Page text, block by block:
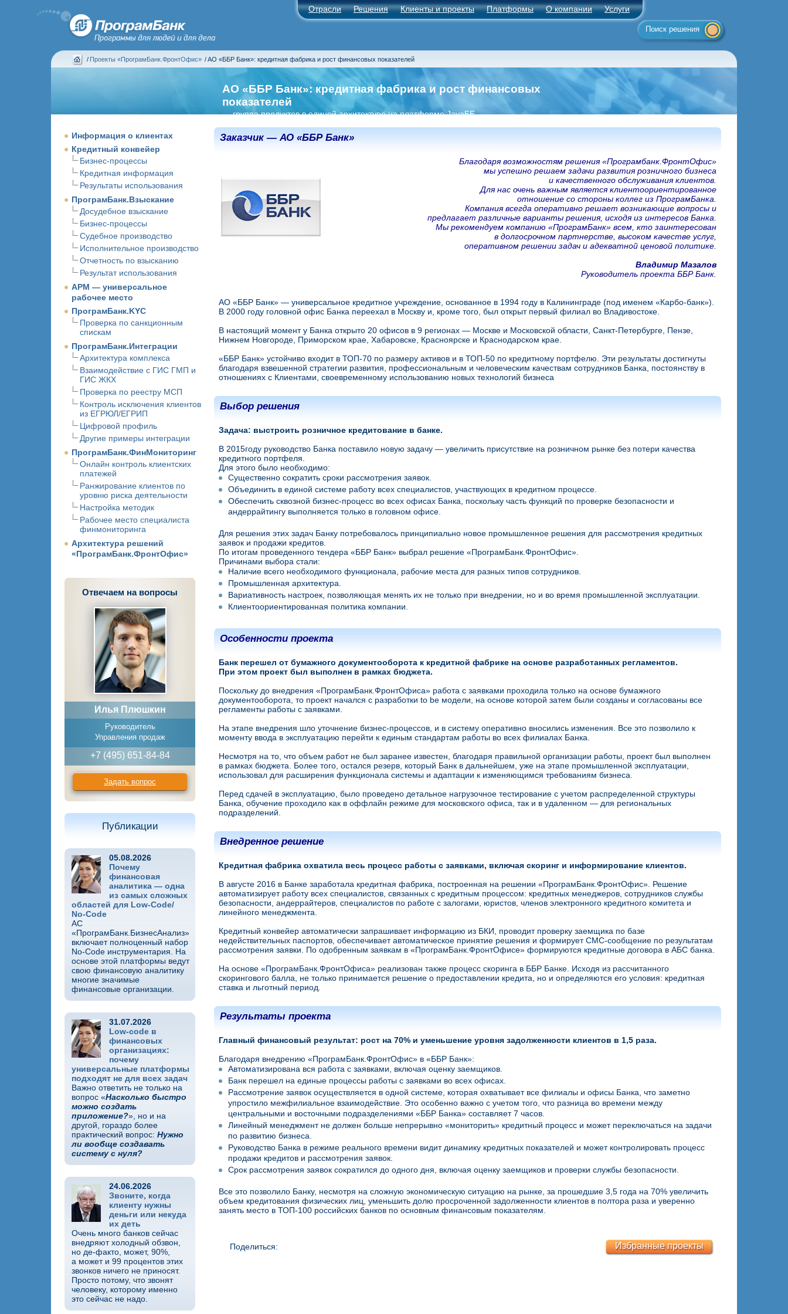
Поиск решения
Отрасли Решения Клиенты и проекты Платформы О компании Услуги
/ Проекты «ПрограмБанк.ФронтОфис» /АО «ББР Банк»: кредитная фабрика и рост финансовых показателей
АО «ББР Банк»: кредитная фабрика и рост финансовых
показателей
— группа продуктов в единой архитектуре на платформе JavaEE
Информация о клиентах
Кредитный конвейер
Бизнес-процессы
Кредитная информация
Результаты использования
ПрограмБанк.Взыскание
Досудебное взыскание
Бизнес-процессы
Судебное производство
Исполнительное производство
Отчетность по взысканию
Результат использования
АРМ — универсальное
рабочее место
ПрограмБанк.KYC
Проверка по санкционным
спискам
ПрограмБанк.Интеграции
Архитектура комплекса
Взаимодействие с ГИС ГМП и
ГИС ЖКХ
Проверка по реестру МСП
Контроль исключения клиентов
из ЕГРЮЛ/ЕГРИП
Цифровой профиль
Другие примеры интеграции
ПрограмБанк.ФинМониторинг
Онлайн контроль клиентских
платежей
Ранжирование клиентов по
уровню риска деятельности
Настройка методик
Рабочее место специалиста
финмониторинга
Архитектура решений
«ПрограмБанк.ФронтОфис»
Отвечаем на вопросы
Илья Плюшкин
Руководитель
Управления продаж
+7 (495) 651-84-84
Задать вопрос
Публикации
05.08.2026
Почему
финансовая
аналитика — одна
из самых сложных
областей для Low-Code/
No-Code
АС
«ПрограмБанк.БизнесАнализ»
включает полноценный набор
No-Code инструментария. На
основе этой платформы ведут
свою финансовую аналитику
многие значимые
финансовые организации.
31.07.2026
Low-code в
финансовых
организациях:
почему
универсальные платформы
подходят не для всех задач
Важно ответить не только на
вопрос «Насколько быстро
можно создать
приложение?», но и на
другой, гораздо более
практический вопрос:Нужно
ли вообще создавать
систему с нуля?
24.06.2026
Звоните, когда
клиенту нужны
деньги или некуда
их деть
Очень много банков сейчас
внедряют холодный обзвон,
но де-факто, может, 90%,
а может и 99 процентов этих
звонков ничего не приносят.
Просто потому, что звонят
человеку, которому именно
это сейчас не надо.
Заказчик —АО «ББР Банк»
Благодаря возможностям решения «Програмбанк.ФронтОфис»
мы успешно решаем задачи развития розничного бизнеса
и качественного обслуживания клиентов.
Для нас очень важным является клиентоориентированное
отношение состороны коллегиз ПрограмБанка.
Компания всегда оперативно решает возникающие вопросы и
предлагает различные варианты решения, исходяиз интересовБанка.
Мы рекомендуем компанию «ПрограмБанк» всем, кто заинтересован
в долгосрочном партнерстве, высоком качестве услуг,
оперативном решении задач и адекватной ценовой политике.
Владимир Мазалов
Руководитель проекта ББР Банк.
АО «ББР Банк» — универсальное кредитное учреждение, основанное в 1994 году в Калининграде (под именем «Карбо-банк»).
В 2000 году головной офис Банка переехал в Москву и, кроме того, был открыт первый филиал во Владивостоке.
В настоящий момент у Банка открыто 20 офисов в 9 регионах — Москве и Московской области, Санкт-Петербурге, Пензе,
Нижнем Новгороде, Приморском крае, Хабаровске, Красноярске и Краснодарском крае.
«ББР Банк» устойчиво входит в ТОП-70 по размеру активов и в ТОП-50 по кредитному портфелю. Эти результаты достигнуты
благодаря взвешенной стратегии развития, профессиональным и человеческим качествам сотрудников Банка, постоянству в
отношениях с Клиентами, своевременному использованию новых технологий бизнеса
Выбор решения
Задача: выстроить розничное кредитование в банке.
В 2015году руководство Банка поставило новую задачу — увеличить присутствие на розничном рынке без потери качества
кредитного портфеля.
Для этого было необходимо:
Существенно сократить сроки рассмотрения заявок.
Объединить в единой системе работу всех специалистов, участвующих в кредитном процессе.
Обеспечить сквозной бизнес-процесс во всех офисах Банка, поскольку часть функций по проверке безопасности и
андеррайтингу выполняется только в головном офисе.
Для решения этих задач Банку потребовалось принципиально новое промышленное решения для рассмотрения кредитных
заявок и продажи кредитов.
По итогам проведенного тендера «ББР Банк» выбрал решение «ПрограмБанк.ФронтОфис».
Причинами выбора стали:
Наличие всего необходимого функционала, рабочие места для разных типов сотрудников.
Промышленная архитектура.
Вариативность настроек, позволяющая менять их не только при внедрении, но и во время промышленной эксплуатации.
Клиентоориентированная политика компании.
Особенности проекта
Банк перешел от бумажного документооборота к кредитной фабрике на основе разработанных регламентов.
При этом проект был выполнен в рамках бюджета.
Поскольку до внедрения «ПрограмБанк.ФронтОфиса» работа с заявками проходила только на основе бумажного
документооборота, то проект начался с разработки to be модели, на основе которой затем были созданы и согласованы все
регламенты работы с заявками.
На этапе внедрения шло уточнение бизнес-процессов, и в систему оперативно вносились изменения. Все это позволило к
моменту ввода в эксплуатацию перейти к единым стандартам работы во всех филиалах Банка.
Несмотря на то, что объем работ не был заранее известен, благодаря правильной организации работы, проект был выполнен
в рамках бюджета. Более того, остался резерв, который Банк в дальнейшем, уже на этапе промышленной эксплуатации,
использовал для расширения функционала системы и адаптации к изменяющимся требованиям бизнеса.
Перед сдачей в эксплуатацию, было проведено детальное нагрузочное тестирование с учетом распределенной структуры
Банка, обучение проходило как в оффлайн режиме для московского офиса, так и в удаленном — для региональных
подразделений.
Внедренное решение
Кредитная фабрика охватила весь процесс работы с заявками, включая скоринг и информирование клиентов.
В августе 2016 в Банке заработала кредитная фабрика, построенная на решении «ПрограмБанк.ФронтОфис». Решение
автоматизирует работу всех специалистов, связанных с кредитным процессом: кредитных менеджеров, сотрудников службы
безопасности, андеррайтеров, специалистов по работе с залогами, юристов, членов электронного кредитного комитета и
линейного менеджмента.
Кредитный конвейер автоматически запрашивает информацию из БКИ, проводит проверку заемщика по базе
недействительных паспортов, обеспечивает автоматическое принятие решения и формирует СМС-сообщение по результатам
рассмотрения заявки. По одобренным заявкам в «ПрограмБанк.ФронтОфисе» формируются кредитные договора в АБС банка.
На основе «ПрограмБанк.ФронтОфиса» реализован также процесс скоринга в ББР Банке. Исходя из рассчитанного
скорингового балла, не только принимается решение о предоставлении кредита, но и определяются его условия: кредитная
ставка и льготный период.
Результаты проекта
Главный финансовый результат: рост на 70% и уменьшение уровня задолженности клиентов в 1,5 раза.
Благодаря внедрению «ПрограмБанк.ФронтОфис» в «ББР Банк»:
Автоматизирована вся работа с заявками, включая оценку заемщиков.
Банк перешел на единые процессы работы с заявками во всех офисах.
Рассмотрение заявок осуществляется в одной системе, которая охватывает все филиалы и офисы Банка, что заметно
упростило межфилиальное взаимодействие. Это особенно важно с учетом того, что разница во времени между
центральными и восточными подразделениями «ББР Банка» составляет 7 часов.
Линейный менеджмент не должен больше непрерывно «мониторить» кредитный процесс и может переключаться на задачи
по развитию бизнеса.
Руководство Банка в режиме реального времени видит динамику кредитных показателей и может контролировать процесс
продажи кредитов и рассмотрения заявок.
Срок рассмотрения заявок сократился до одного дня, включая оценку заемщиков и проверки службы безопасности.
Все это позволило Банку, несмотря на сложную экономическую ситуацию на рынке, за прошедшие 3,5 года на 70% увеличить
объем кредитования физических лиц, уменьшить долю просроченной задолженности клиентов в полтора раза и уверенно
занять место в ТОП-100 российских банков по основным финансовым показателям.
Поделиться: Избранные проекты